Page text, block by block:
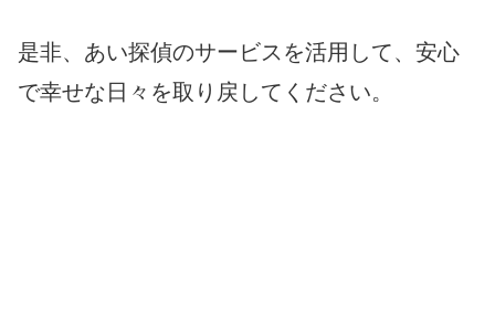
是非、あい探偵のサービスを活用して、安心
で幸せな日々を取り戻してください。